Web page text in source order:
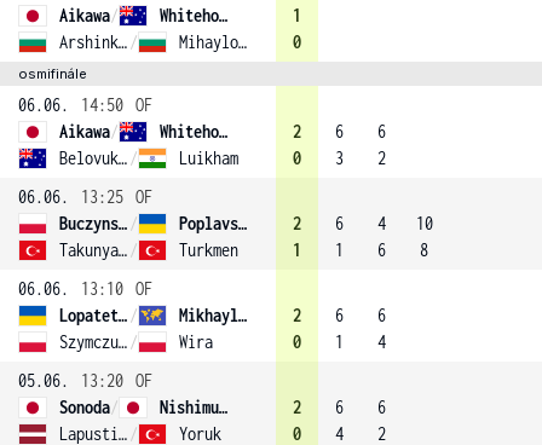
Aikawa/
Whitehouse
Arshinkova / Mihaylova (1)
1
0
osmifinále
06.06. 14:50 OF
Aikawa/
Whitehouse
Belovukovic / Luikham
2
0
6
3
6
2
06.06.
13:25 OF
Buczynska /
Poplavska
Takunyaci / Turkmen
2
1
6
1
4
6
10
8
06.06.
13:10 OF
Lopatetska /
Mikhaylova
Szymczuch / Wira
2
0
6
1
6
4
05.06.
13:20 OF
Sonoda/
Nishimura
Lapustina / Yoruk
2
0
6
4
6
2